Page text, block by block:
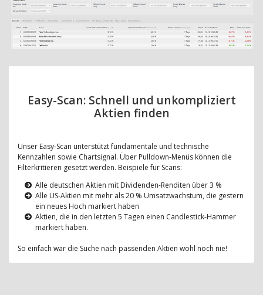
Easy-Scan: Schnell und unkompliziert
Aktien finden
Unser Easy-Scan unterstützt fundamentale und technische
Kennzahlen sowie Chartsignal. Über Pulldown-Menüs können die
Filterkritieren gesetzt werden. Beispiele für Scans:
Alle deutschen Aktien mit Dividenden-Renditen über 3 %
Alle US-Aktien mit mehr als 20 % Umsatzwachstum, die gestern
ein neues Hoch markiert haben
Aktien, die in den letzten 5 Tagen einen Candlestick-Hammer
markiert haben.
So einfach war die Suche nach passenden Aktien wohl noch nie!